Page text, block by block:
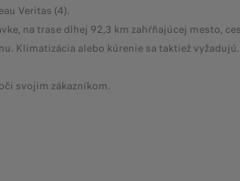
Veritas (4).
na trase dlhej 92,3 km zahŕňajúcej mesto,
Klimatizácia alebo kúrenie sa taktiež
svojim zákazníkom.